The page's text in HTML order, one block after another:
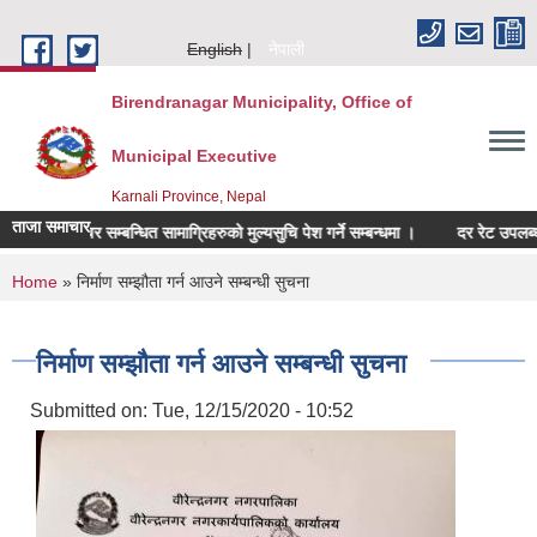
English
नेपाली
Birendranagar Municipality, Office of
Municipal Executive
Karnali Province, Nepal
ताजा समाचार
फर्निचर सम्बन्धित सामाग्रिहरुको मुल्यसुचि पेश गर्ने सम्बन्धमा । दर रेट उपलब्ध
You are here
Home » निर्माण सम्झौता गर्न आउने सम्बन्धी सुचना
निर्माण सम्झौता गर्न आउने सम्बन्धी सुचना
Submitted on: Tue, 12/15/2020 - 10:52